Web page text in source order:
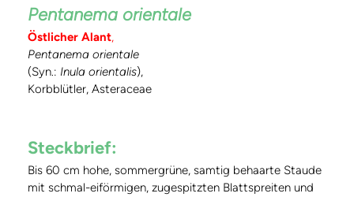
Pentanema orientale
Östlicher Alant,
Pentanema orientale
(Syn.: Inula orientalis),
Korbblütler, Asteraceae
Steckbrief:
Bis 60 cm hohe, sommergrüne, samtig behaarte Staude
mit schmal-eiförmigen, zugespitzten Blattspreiten und